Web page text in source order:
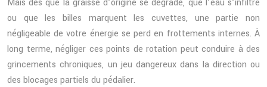
ou que les billes marquent les cuvettes, une partie non
négligeable de votre énergie se perd en frottements internes. À
long terme, négliger ces points de rotation peut conduire à des
grincements chroniques, un jeu dangereux dans la direction ou
des blocages partiels du pédalier.